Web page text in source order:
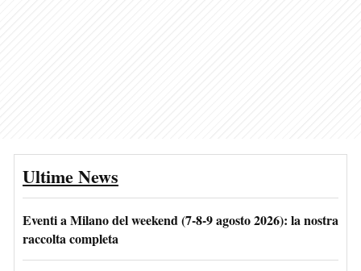
Ultime News
Eventi a Milano del weekend (7-8-9 agosto 2026): la nostra
raccolta completa